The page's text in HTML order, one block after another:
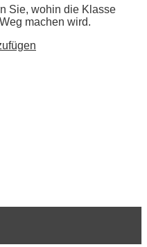
Sie, wohin die Klasse
machen wird.